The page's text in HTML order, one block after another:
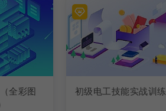
全彩图
初级电工技能实战训练